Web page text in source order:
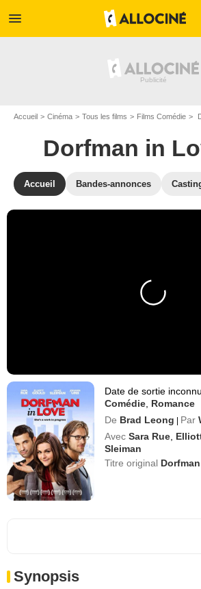
menu
Accueil Cinéma Tous les films Films Comédie
Dorfman in
Accueil Bandes-annonces
Date de sortie
Comédie Romance
De Brad Leong | Par
Avec Sara Rue
Sleiman
Titre original Dorfman
Synopsis